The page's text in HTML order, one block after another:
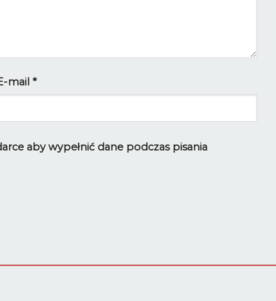
mail *
aby wypełnić dane podczas pisania